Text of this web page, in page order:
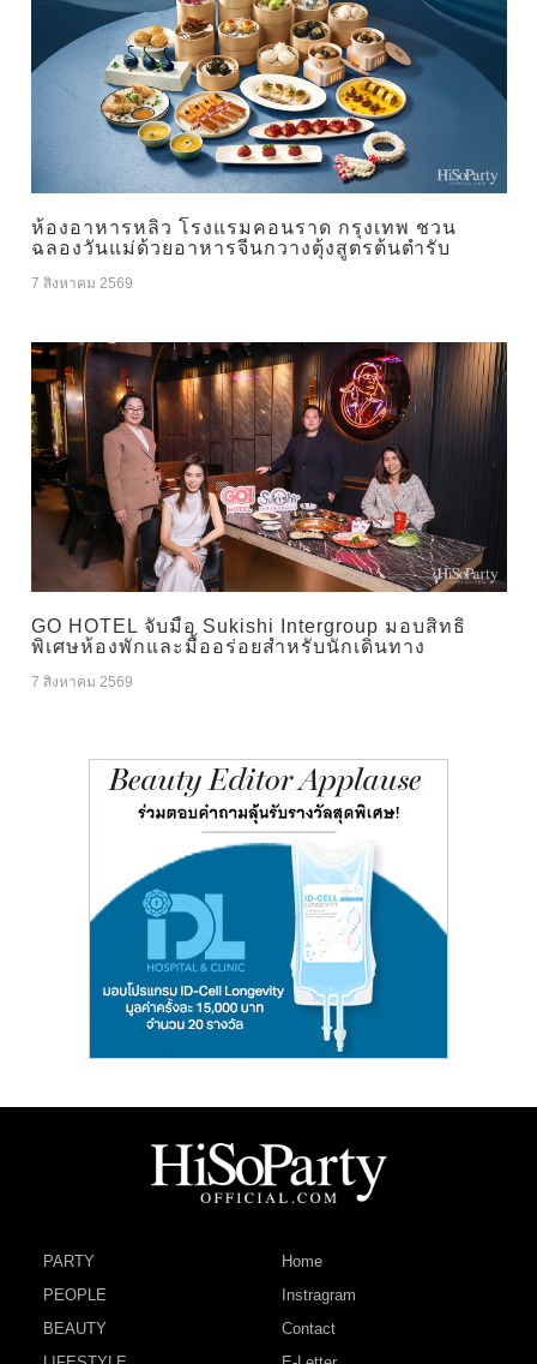
ห้องอาหารหลิว โรงแรมคอนราด กรุงเทพ ชวน
ฉลองวันแม่ด้วยอาหารจีนกวางตุ้งสูตรต้นตำรับ
7 สิงหาคม 2569
GO HOTEL จับมือ Sukishi Intergroup มอบสิทธิ
พิเศษห้องพักและมื้ออร่อยสำหรับนักเดินทาง
7 สิงหาคม 2569
PARTY
PEOPLE
BEAUTY
Home
Instragram
Contact